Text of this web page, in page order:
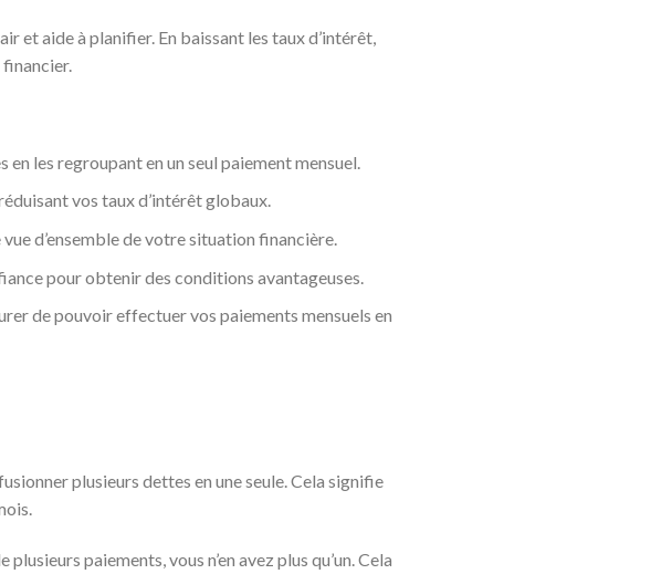
et aide à planifier. En baissant les taux d’intérêt,
financier.
les regroupant en un seul paiement mensuel.
vos taux d’intérêt globaux.
d’ensemble de votre situation financière.
pour obtenir des conditions avantageuses.
de pouvoir effectuer vos paiements mensuels en
plusieurs dettes en une seule. Cela signifie
paiements, vous n’en avez plus qu’un. Cela